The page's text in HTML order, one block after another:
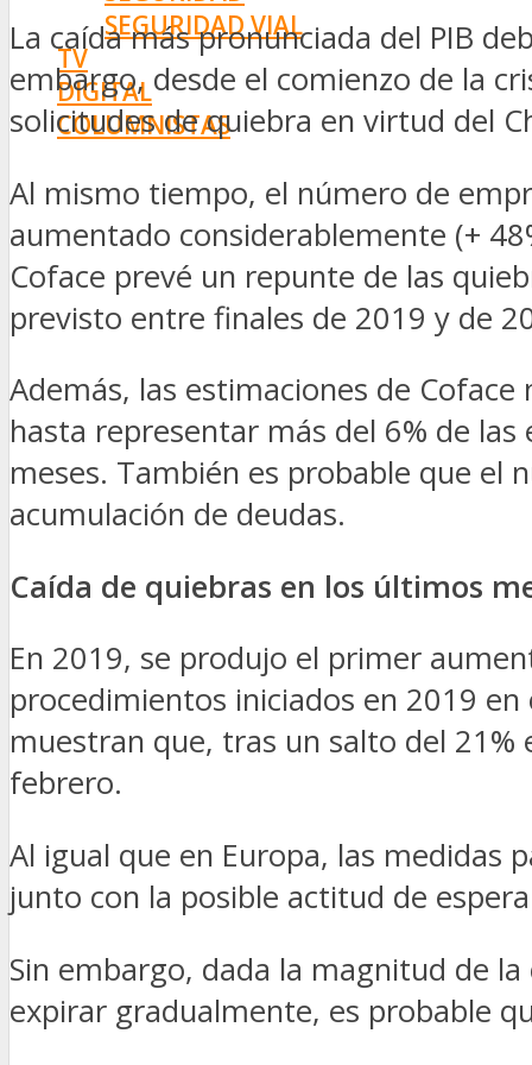
SEGURIDAD VIAL
TV
DIGITAL
COLUMNISTAS
La caída más pronunciada del PIB
embargo, desde el comienzo de la
solicitudes de quiebra en virtud del
Al mismo tiempo, el número de
aumentado considerablemente (+
Coface prevé un repunte de las
previsto entre finales de 2019 y de
Además, las estimaciones de
hasta representar más del 6% de
meses. También es probable que el
acumulación de deudas.
Caída de quiebras en los últimos
En 2019, se produjo el primer
procedimientos iniciados en 2019
muestran que, tras un salto del
febrero.
Al igual que en Europa, las medidas
junto con la posible actitud de
Sin embargo, dada la magnitud de
expirar gradualmente, es probable